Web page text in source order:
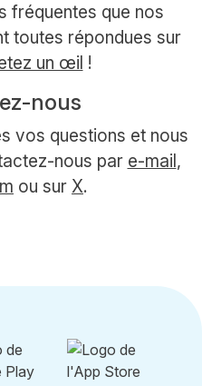
fréquentes que nos
toutes répondues sur
un œil !
nous
vos questions et nous
nous par e-mail,
ou sur X.